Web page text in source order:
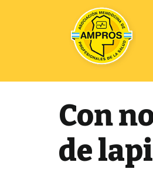
Con
de